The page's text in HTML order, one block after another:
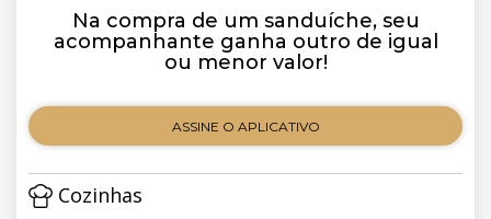
Na compra de um sanduíche, seu
acompanhante ganha outro de igual
ou menor valor!
ASSINE O APLICATIVO
Cozinhas